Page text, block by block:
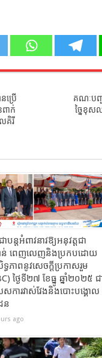
ប្រើ
ាក់
គិរី​
គណៈបញ្ជ
ច្នៃ​ខុស
ាបន្តអំពាវនាវឱ្យអនុវត្តជា
ាន់ ពេញលេញនិងប្រកបដោយ
ធភាពនូវសេចក្តីប្រកាសរួម
ថ្ងៃទី២៧ ខែធ្នូ ឆ្នាំ២០២៥ ជ
សការវាស់វែងនិងបោះបង្គោល
ន
ago